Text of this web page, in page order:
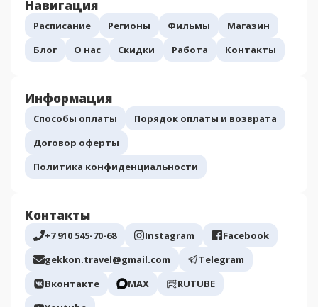
Навигация
Расписание Регионы Фильмы
Магазин
Блог
О нас Скидки Работа Контакты
Информация
Способы оплаты
Порядок оплаты и возврата
Договор оферты
Политика конфиденциальности
Контакты
+7 910 545-70-68 Instagram
Facebook
gekkon.travel@gmail.com
Telegram
Вконтакте
МАХ
RUTUBE